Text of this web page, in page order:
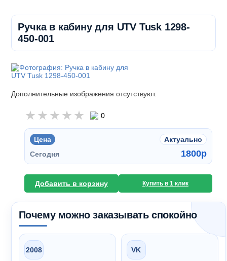
Ручка в кабину для UTV Tusk 1298-
450-001
Дополнительные изображения отсутствуют.
0
Цена
Актуально
Сегодня
1800p
Добавить в корзину Купить в 1 клик
Почему можно заказывать спокойно
2008 VK